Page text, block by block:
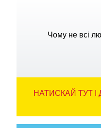
Чому не всі
НАТИСКАЙ ТУТ І